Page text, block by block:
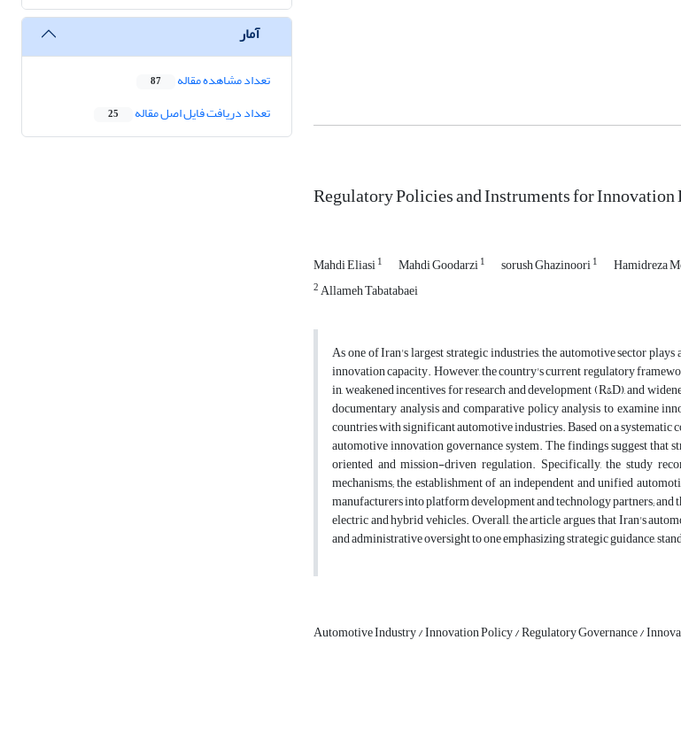
Regulatory Policies and Instruments for
Mahdi Eliasi1 Mahdi Goodarzi1 sorush Ghazinoori1 Hamidreza
2Allameh Tabatabaei
As one of Iran's largest strategic industries, the automotive sector
innovation capacity. However, the country's current regulatory
in, weakened incentives for research and development (R&D), and
documentary analysis and comparative policy analysis to examine
countries with significant automotive industries. Based on a
automotive innovation governance system. The findings suggest
oriented and mission-driven regulation. Specifically, the study
mechanisms; the establishment of an independent and unified
manufacturers into platform development and technology partners;
electric and hybrid vehicles. Overall, the article argues that Iran's
and administrative oversight to one emphasizing strategic guidance,
Automotive Industry / Innovation Policy / Regulatory Governance /
آمار
تعداد مشاهده مقاله 87
تعداد دریافت فایل اصل مقاله 25